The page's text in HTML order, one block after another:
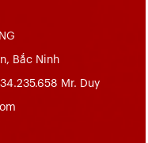
Bắc Ninh
Mr. Duy